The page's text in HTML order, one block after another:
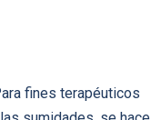
fines terapéuticos